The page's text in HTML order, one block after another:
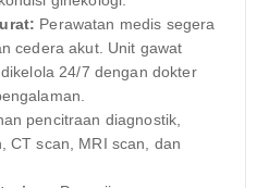
Perawatan medis segera
cedera akut. Unit gawat
24/7 dengan dokter
pencitraan diagnostik,
CT scan, MRI scan, dan